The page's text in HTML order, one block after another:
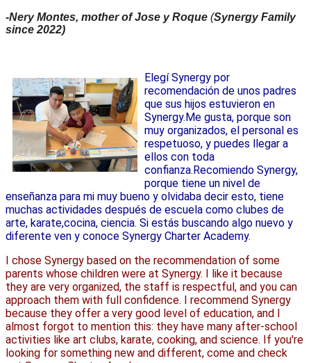
-Nery Montes, mother of Jose y Roque (Synergy Family
since 2022)
Elegí Synergy por
recomendación de unos padres
que sus hijos estuvieron en
Synergy.Me gusta, porque son
muy organizados, el personal es
respetuoso, y puedes llegar a
ellos con toda
confianza.Recomiendo Synergy,
porque tiene un nivel de
enseñanza para mi muy bueno y olvidaba decir esto, tiene
muchas actividades después de escuela como clubes de
arte, karate,cocina, ciencia. Si estás buscando algo nuevo y
diferente ven y conoce Synergy Charter Academy.
I chose Synergy based on the recommendation of some
parents whose children were at Synergy. I like it because
they are very organized, the staff is respectful, and you can
approach them with full confidence. I recommend Synergy
because they offer a very good level of education, and I
almost forgot to mention this: they have many after-school
activities like art clubs, karate, cooking, and science. If you're
looking for something new and different, come and check